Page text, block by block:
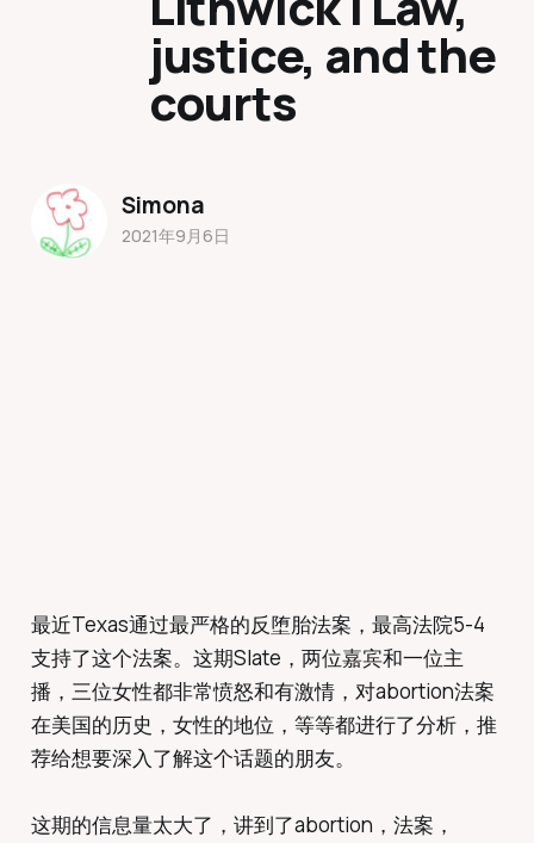
最近Texas通过最严格的反堕胎法案，最高法院5-4
支持了这个法案。这期Slate，两位嘉宾和一位主
播，三位女性都非常愤怒和有激情，对abortion法案
在美国的历史，女性的地位，等等都进行了分析，推
荐给想要深入了解这个话题的朋友。
这期的信息量太大了，讲到了abortion，法案，
justice, and the
courts
Simona
2021年9月6日